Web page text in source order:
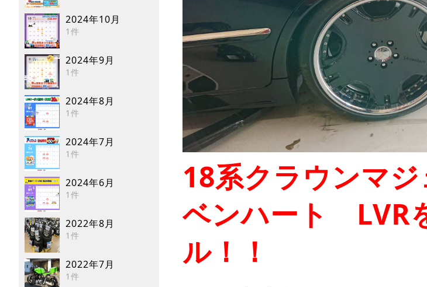
2024年10月
1件
2024年9月
1件
2024年8月
1件
2024年7月
1件
2024年6月
1件
2022年8月
1件
2022年7月
1件
18系クラウンマ
ベンハート LVR
ル！！